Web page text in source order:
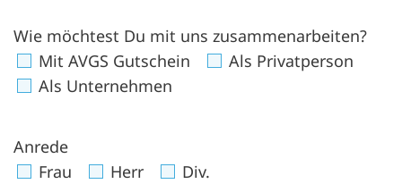
Wie möchtest Du mit uns zusammenarbeiten?
Mit AVGS Gutschein
Als Privatperson
Als Unternehmen
Anrede
Frau
Herr Div.